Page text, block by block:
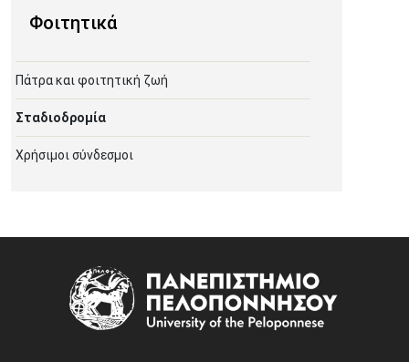
Φοιτητικά
Πάτρα και φοιτητική ζωή
Σταδιοδρομία
Χρήσιμοι σύνδεσμοι